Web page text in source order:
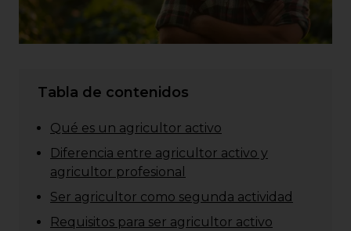
Tabla de contenidos
Qué es un agricultor activo
Diferencia entre agricultor activo y
agricultor profesional
Ser agricultor como segunda actividad
Requisitos para ser agricultor activo